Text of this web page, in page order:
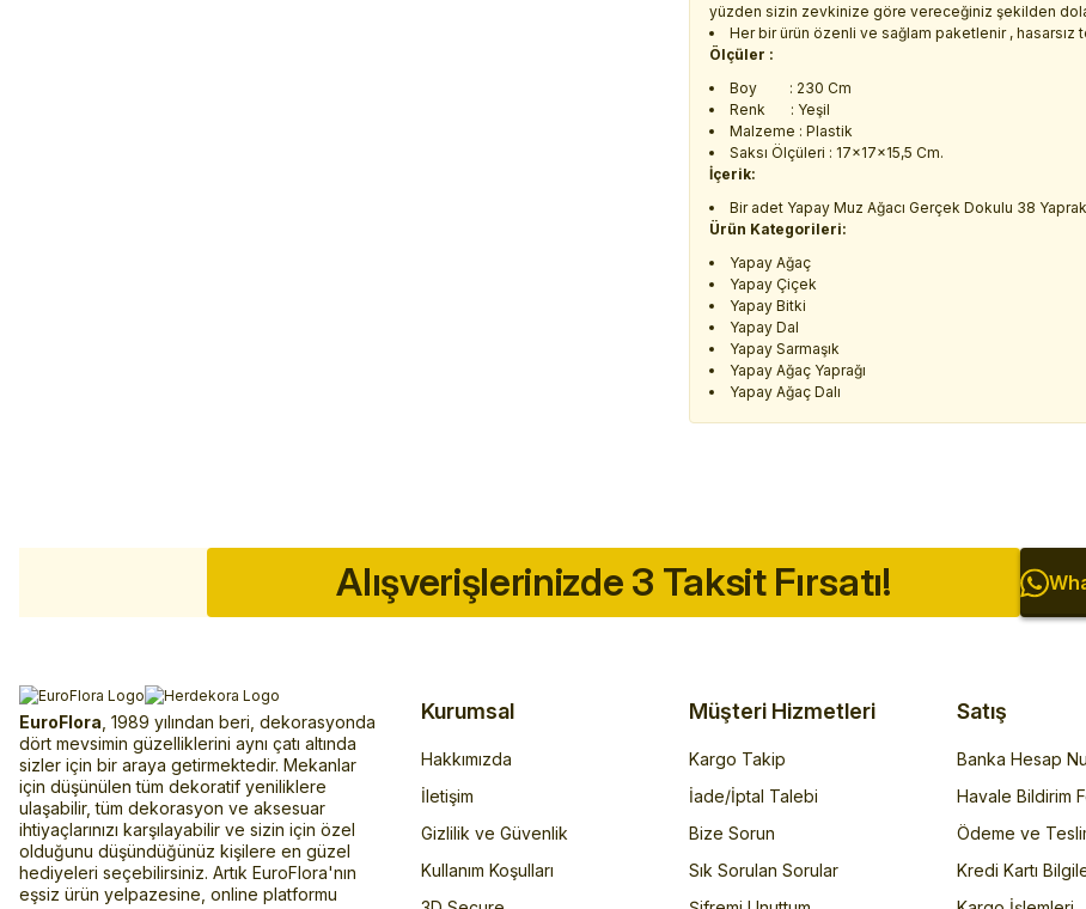
yüzden sizin zevkinize göre vereceğiniz şekilden
Her bir ürün özenli ve sağlam paketlenir , hasarsız
Ölçüler :
Boy : 230 Cm
Renk : Yeşil
Malzeme : Plastik
Saksı Ölçüleri : 17x17x15,5 Cm.
İçerik:
Bir adet Yapay Muz Ağacı Gerçek Dokulu 38 Yaprak
Ürün Kategorileri:
Yapay Ağaç
Yapay Çiçek
Yapay Bitki
Yapay Dal
Yapay Sarmaşık
Yapay Ağaç Yaprağı
Yapay Ağaç Dalı
Alışverişlerinizde 3 Taksit Fırsatı!
EuroFlora , 1989 yılından beri, dekorasyonda
dört mevsimin güzelliklerini aynı çatı altında
sizler için bir araya getirmektedir. Mekanlar
için düşünülen tüm dekoratif yeniliklere
ulaşabilir, tüm dekorasyon ve aksesuar
ihtiyaçlarınızı karşılayabilir ve sizin için özel
olduğunu düşündüğünüz kişilere en güzel
hediyeleri seçebilirsiniz. Artık EuroFlora'nın
eşsiz ürün yelpazesine, online platformu
Kurumsal
Hakkımızda
İletişim
Gizlilik ve Güvenlik
Kullanım Koşulları
Müşteri Hizmetleri
Kargo Takip
İade/İptal Talebi
Bize Sorun
Sık Sorulan Sorular
Satış
Banka Hesap
Havale Bildirim
Ödeme ve
Kredi Kartı